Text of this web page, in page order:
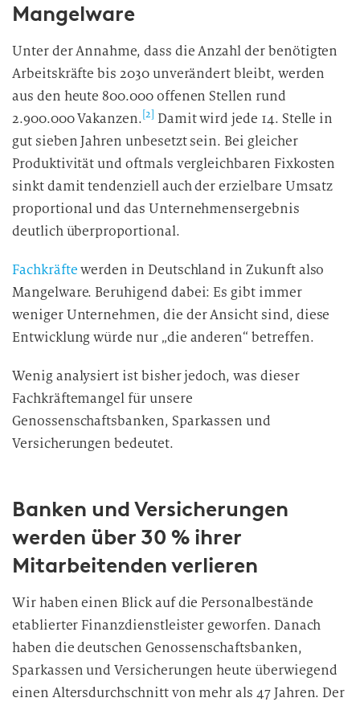
Mangelware
Unter der Annahme, dass die Anzahl der benötigten
Arbeitskräfte bis 2030 unverändert bleibt, werden
aus den heute 800.000 offenen Stellen rund
2.900.000 Vakanzen. [2] Damit wird jede 14. Stelle in
gut sieben Jahren unbesetzt sein. Bei gleicher
Produktivität und oftmals vergleichbaren Fixkosten
sinkt damit tendenziell auch der erzielbare Umsatz
proportional und das Unternehmensergebnis
deutlich überproportional.
Fachkräftewerden in Deutschland in Zukunft also
Mangelware. Beruhigend dabei: Es gibt immer
weniger Unternehmen, die der Ansicht sind, diese
Entwicklung würde nur „die anderen“ betreffen.
Wenig analysiert ist bisher jedoch, was dieser
Fachkräftemangel für unsere
Genossenschaftsbanken, Sparkassen und
Versicherungen bedeutet.
Banken und Versicherungen
werden über 30 % ihrer
Mitarbeitenden verlieren
Wir haben einen Blick auf die Personalbestände
etablierter Finanzdienstleister geworfen. Danach
haben die deutschen Genossenschaftsbanken,
Sparkassen und Versicherungen heute überwiegend
einen Altersdurchschnitt von mehr als 47 Jahren. Der